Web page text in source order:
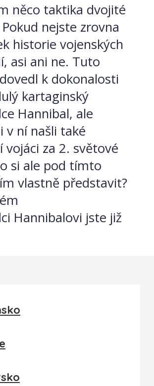
něco taktika dvojité
nejste zrovna
historie vojenských
asi ani ne. Tuto
k dokonalosti
kartaginský
Hannibal, ale
v ní našli také
vojáci za 2. světové
si ale pod tímto
vlastně představit?
Hannibalovi jste již